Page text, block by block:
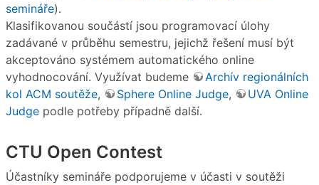
semináře).
Klasifikovanou součástí jsou programovací úlohy
zadávané v průběhu semestru, jejichž řešení musí být
akceptováno systémem automatického online
vyhodnocování. Využívat budeme
Archív regionálních
kol ACM soutěže, Sphere Online Judge,
UVA Online
Judge podle potřeby případně další.
CTU Open Contest
Účastníky semináře podporujeme v účasti v soutěži